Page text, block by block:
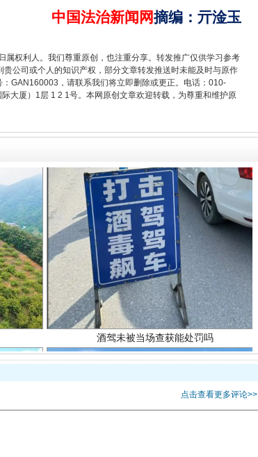
中国法治新闻网摘编 ： 亓淦玉
属权利人。我们尊重原创，也注重分享。转发推广仅供学习参考
公司或个人的知识产权，部分文章转发推送时未能及时与原作
GAN160003，请联系我们将立即删除或更正。电话：010-
大厦）1层 1 2 1号。本网原创文章欢迎转载，为尊重和维护原
从数据变化看反腐深化
酒驾未被当场查获能处罚吗
点击查看更多评论>>